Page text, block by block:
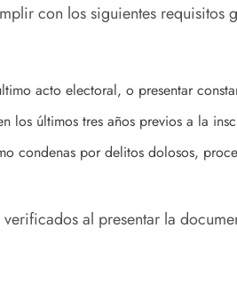
con los siguientes requisitos
acto electoral, o presentar
los últimos tres años previos a la
condenas por delitos dolosos,
al presentar la